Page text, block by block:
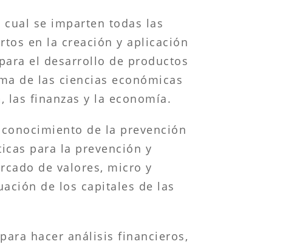
cual se imparten todas las
en la creación y aplicación
el desarrollo de productos
de las ciencias económicas
finanzas y la economía.
de la prevención
para la prevención y
de valores, micro y
de los capitales de las
hacer análisis financieros,